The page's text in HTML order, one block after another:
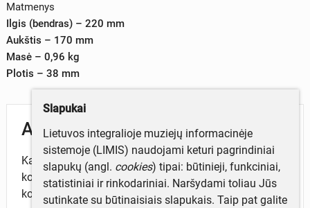
Matmenys
Ilgis (bendras) – 220 mm
Aukštis – 170 mm
Masė – 0,96 kg
Plotis – 38 mm
Aprašymas
Kalibras 26 mm. Pistoletą sukūrė sovietų
konstruktorius G. S. Špaginas. Paprastos (primityvios)
konstrukcijos signalinis pistoletas, priimtas į sovietų
Slapukai
Lietuvos integralioje muziejų informacinėje
sistemoje (LIMIS) naudojami keturi pagrindiniai
slapukų (angl. cookies) tipai: būtinieji, funkciniai,
statistiniai ir rinkodariniai. Naršydami toliau Jūs
sutinkate su būtinaisiais slapukais. Taip pat galite